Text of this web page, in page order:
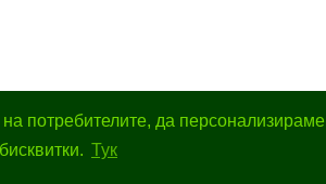
потребителите, да персонализираме
Тук
разпространяването им е забранено.